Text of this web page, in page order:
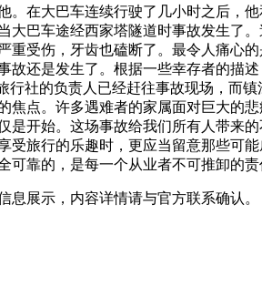
。在大巴车连续行驶了几小时之后，
大巴车途经西家塔隧道时事故发生了
重受伤，牙齿也磕断了。最令人痛心
故还是发生了。根据一些幸存者的描
行社的负责人已经赶往事故现场，而
焦点。许多遇难者的家属面对巨大的
是开始。这场事故给我们所有人带来
受旅行的乐趣时，更应当留意那些可
靠的，是每一个从业者不可推卸的责
息展示，内容详情请与官方联系确认。